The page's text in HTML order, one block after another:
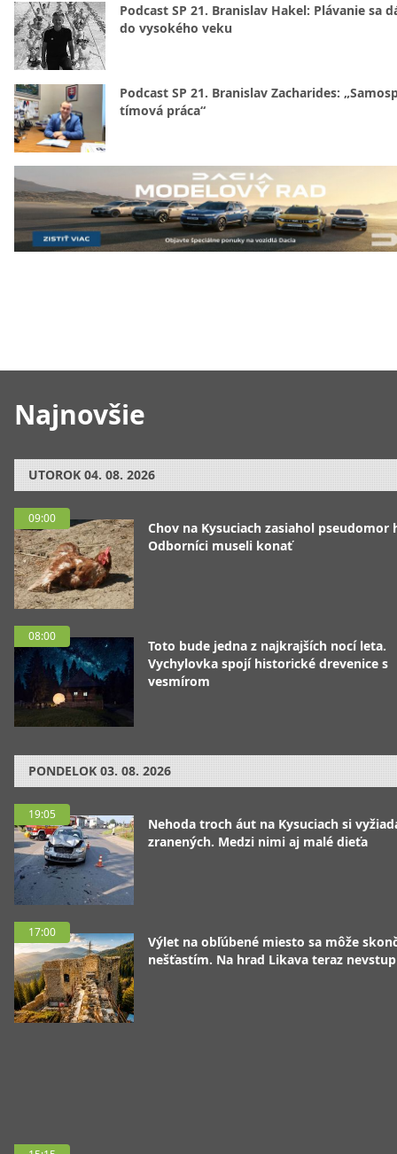
Najnovšie
UTOROK 04. 08. 2026
09:00
Chov na Kysuciach zasiahol pseudomor
Odborníci museli konať
08:00
Toto bude jedna z najkrajších nocí leta.
Vychylovka spojí historické drevenice s
vesmírom
PONDELOK 03. 08. 2026
19:05
Nehoda troch áut na Kysuciach si
zranených. Medzi nimi aj malé dieťa
17:00
Výlet na obľúbené miesto sa môže
nešťastím. Na hrad Likava teraz
Podcast SP 21. Branislav Hakel: Plávanie sa
do vysokého veku
Podcast SP 21. Branislav Zacharides:
tímová práca“